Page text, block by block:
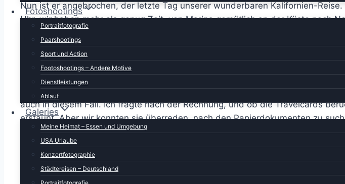
Fotoshootings
Portraitfotografie
Paarshootings
Sport und Action
Footoshootings – Andere Motive
Dienstleistungen
Ablauf
Galeries
Meine Heimat – Essen und Umgebung
USA Urlaube
Konzertfotographie
Städtereisen – Deutschland
Nun ist er angebrochen, der letzte Tag unserer wunderbaren Kalifornien-
Uhr, wir haben mehr als genug Zeit, von Marina gemütlich an der Küste nach
Beim Auschecken wäre beinahe noch ein Malheur passiert. Wir hatten vor
bei Payback gegen Punkte erwerben. Auf jeder “Karte” sind 20 Euro drauf.
Die müssen bei der Abrechnung in USD umgerechnet und dann von der
auch in diesem Fall. Ich fragte nach der Rechnung, und ob die Travelcards
erstaunt. Aber wir konnten sie überreden, nach den Papierdokumenten zu
der Lage, den Euro-Betrag in USD umzurechnen, so dass uns von der
Dem Strand von gestern Abend (dem Marina State Beach) müssen wir noch